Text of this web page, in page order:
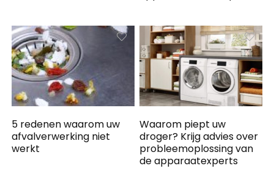
5 redenen waarom uw
afvalverwerking niet
werkt
Waarom piept uw ​​
droger? Krijg advies over
probleemoplossing van
de apparaatexperts